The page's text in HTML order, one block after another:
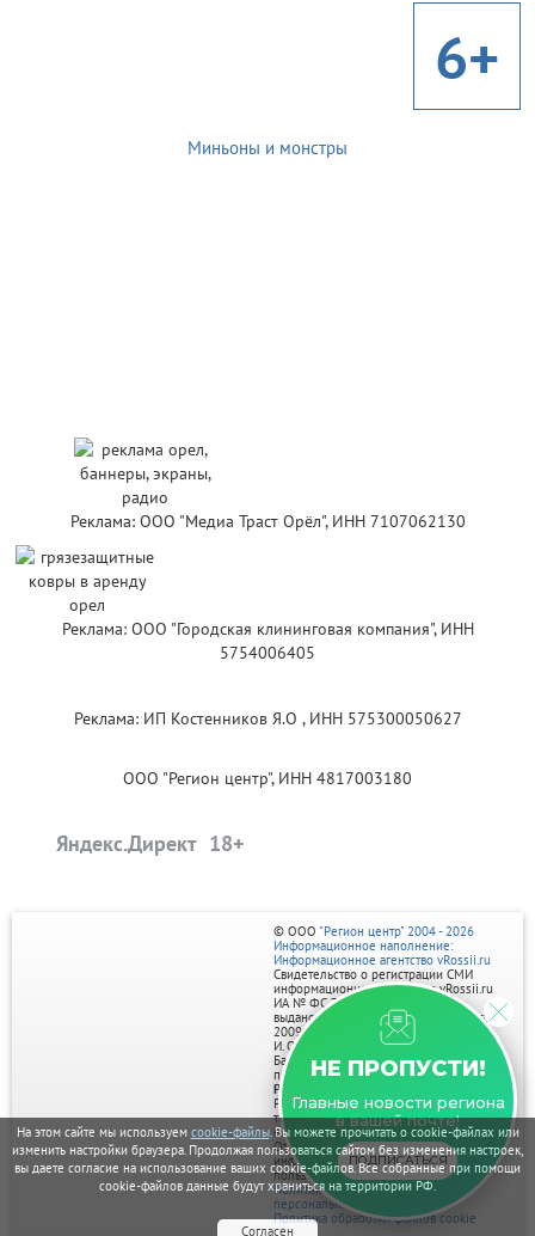
На этом сайте мы используем cookie-файлы. Вы можете прочитать о cookie-файлах или
изменить настройки браузера. Продолжая пользоваться сайтом без изменения настроек,
вы даете согласие на использование ваших cookie-файлов. Все собранные при помощи
cookie-файлов данные будут храниться на территории РФ.
Согласен
6+
Миньоны и монстры
Реклама: ООО "Медиа Траст Орёл", ИНН 7107062130
Реклама: ООО "Городская клининговая компания", ИНН
5754006405
Реклама: ИП Костенников Я.О , ИНН 575300050627
ООО "Регион центр", ИНН 4817003180
Яндекс.Директ
НЕ ПРОПУСТИ!
Главные новости региона
в вашей почте!
ПОДПИСАТЬСЯ
© ООО "Регион центр" 2004 - 2026
Информационное наполнение:
Информационное агентство vRossii.ru
Свидетельство о регистрации СМИ
информационного агентства vRossii.ru
ИА № ФС 77‑35502
выдано РОСКОМНАДЗОРом 04 марта
2009г.
И. О. Главного редактора Нарыков А. Н.
Баннеры на портале размещаются на
правах рекламы.
Реклама на портале:
Рекламное агентство "Умный маркетинг"
тел. 7-910-267-70-40,
email: umnyy.marketing@yandex.ru
Отдельные публикации могут содержать
информацию, не предназначенную для
пользователей до 18 лет.
Политика в отношении обработки
персональных данных
Политика обработки файлов cookie